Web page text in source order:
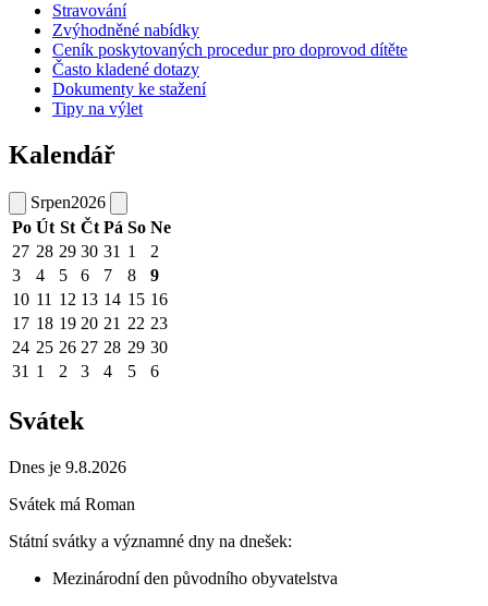
Stravování
Zvýhodněné nabídky
Ceník poskytovaných procedur pro doprovod dítěte
Často kladené dotazy
Dokumenty ke stažení
Tipy na výlet
Kalendář
Srpen2026
Po Út St Čt Pá So Ne
27 28 29 30 31 1
2
3
4 5 6 7 8
9
10 11 12 13 14 15 16
17 18 19 20 21 22 23
24 25 26 27 28 29 30
31 1 2 3 4 5 6
Svátek
Dnes je 9.8.2026
Svátek má Roman
Státní svátky a významné dny na dnešek:
Mezinárodní den původního obyvatelstva